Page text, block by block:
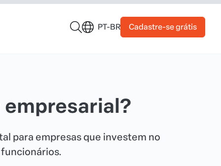
PT-BR Cadastre-se grátis
empresarial?
para empresas que investem no